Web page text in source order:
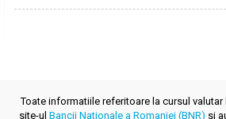
Toate informatiile referitoare la cursul valutar
site-ul Bancii Nationale a Romaniei (BNR) si